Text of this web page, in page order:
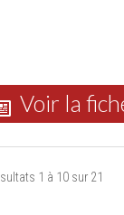
Voir la
1 à 10 sur 21